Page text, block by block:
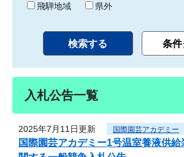
飛騨地域
県外
入札公告一覧
2025年7月11日更新 国際園芸アカデミー
国際園芸アカデミー1号温室養液供